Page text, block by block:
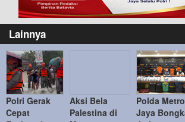
Lainnya
Polri Gerak
Cepat
Aksi Bela
Palestina di
Polda Metro
Jaya